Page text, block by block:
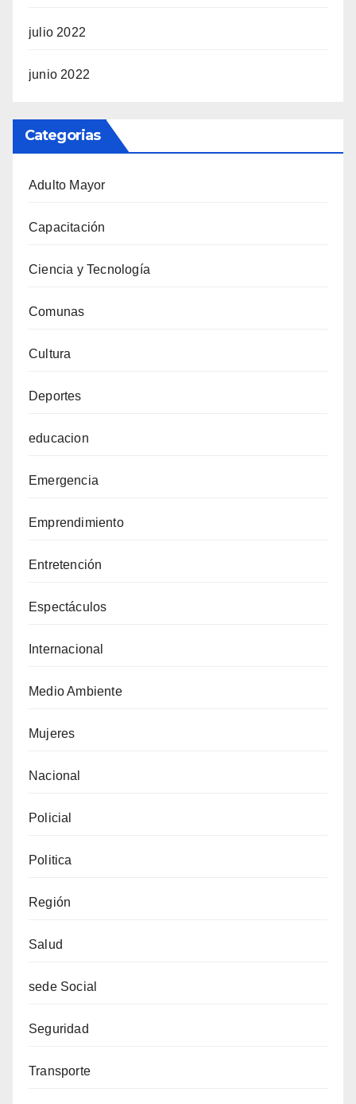
julio 2022
junio 2022
Categorias
Adulto Mayor
Capacitación
Ciencia y Tecnología
Comunas
Cultura
Deportes
educacion
Emergencia
Emprendimiento
Entretención
Espectáculos
Internacional
Medio Ambiente
Mujeres
Nacional
Policial
Politica
Región
Salud
sede Social
Seguridad
Transporte